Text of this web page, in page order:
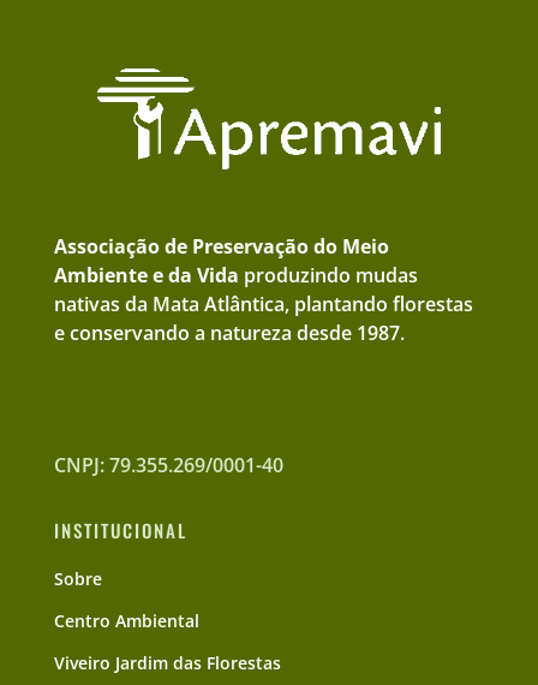
Associação de Preservação do Meio
Ambiente e da Vida produzindo mudas
nativas da Mata Atlântica, plantando florestas
e conservando a natureza desde 1987.
CNPJ: 79.355.269/0001-40
INSTITUCIONAL
Sobre
Centro Ambiental
Viveiro Jardim das Florestas